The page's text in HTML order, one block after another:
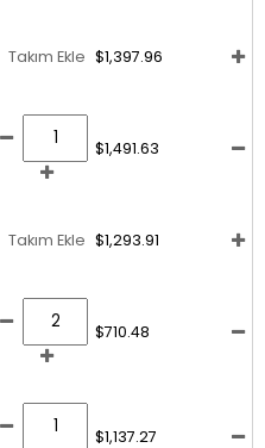
Takım Ekle $1,397.96
$1,491.63
Takım Ekle $1,293.91
$710.48
$1,137.27